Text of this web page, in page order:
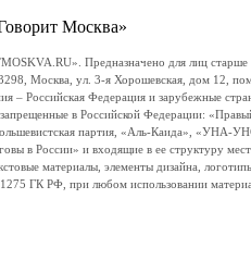
Москва»
Предназначено для лиц старше
Москва, ул. 3-я Хорошевская, дом 12,
– Российская Федерация и зарубежные
запрещенные в Российской Федерации:
партия, «Аль-Каида», «УНА-
в России» и входящие в ее структуру
материалы, элементы дизайна,
ГК РФ, при любом использовании